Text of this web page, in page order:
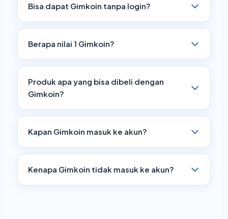
tanpa khawatir hangus!
Bisa dapat Gimkoin tanpa login?
Tidak. Untuk mendapatkan cashback Gimkoin,
melakukan pembelian.
Berapa nilai 1 Gimkoin?
1 Gimkoin = 1 Rupiah. Jika kamu punya 10.000
pembelian.
Produk apa yang bisa dibeli dengan
Gimkoin?
Gimkoin bisa digunakan untuk semua produk di
tersebut.
Kapan Gimkoin masuk ke akun?
Gimkoin otomatis masuk setelah status pesanan
transaksi berhasil.
Kenapa Gimkoin tidak masuk ke akun?